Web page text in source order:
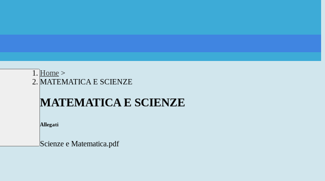
Home >
MATEMATICA E SCIENZE
MATEMATICA E SCIENZE
Allegati
Scienze e Matematica.pdf